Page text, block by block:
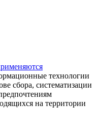
технологии
сбора, систематизации
на территории